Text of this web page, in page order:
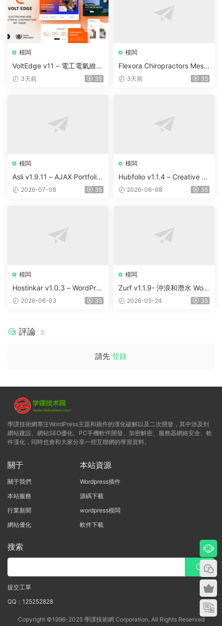
模闆
VoltEdge v11 – 電工電氣維修
WordPress 主題
3天前 35
模闆
Flexora Chiropractors Mess
age and Physical Therapist
3天前 35
模闆
Asli v1.9.11 – AJAX Portfolio
Elementor WordPress Them
2026-07-08 35
模闆
Hubfolio v1.1.4 – Creative P
ortfolio & Digital Agency Wo
2026-06-08 35
模闆
Hostinkar v1.0.3 – WordPres
s & WHMCS 主題
2026-06-03 35
模闆
Zurf v1.1.9- 沖浪和潛水 Wor
dPress主題
2026-05-24 35
評論 0
請先 登錄
學課技術網專注WordPress主題和插件的漢化破解以及二次開發，其中涉及到
網站建設、網站SEO優化、PC手機軟件開發、加密解密、服務器網絡安全、軟
件漢化，同時也會和大家分享一些互聯網的學習資料。
關于
關于我們
本站服務
行業新聞
網站優化
本站資源
Wordpress插件
源碼下載
wordpress模闆
軟件下載
搜索
提交工單
QQ：125252828
Copyright ©1996-2025 學課技術網 Corporation, All Rights Reserved